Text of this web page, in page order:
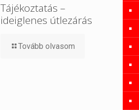
Tájékoztatás –
ideiglenes útlezárás
Tovább olvasom